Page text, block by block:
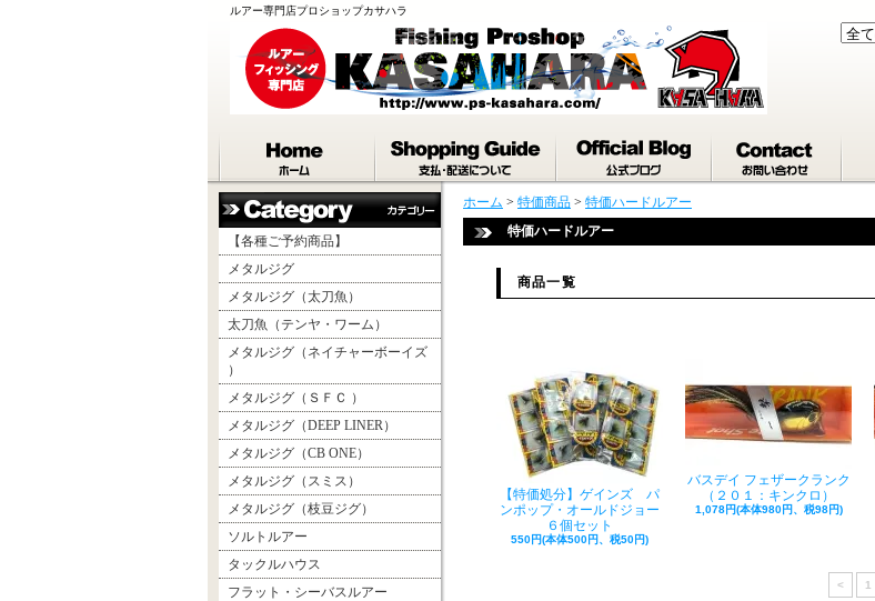
ルアー専門店プロショップカサハラ
【各種ご予約商品】
メタルジグ
メタルジグ（太刀魚）
太刀魚（テンヤ・ワーム）
メタルジグ（ネイチャーボーイズ
）
メタルジグ（ＳＦＣ ）
メタルジグ（DEEP LINER）
メタルジグ（CB ONE）
メタルジグ（スミス）
メタルジグ（枝豆ジグ）
ソルトルアー
タックルハウス
フラット・シーバスルアー
ホーム > 特価商品 > 特価ハードルアー
特価ハードルアー
商品一覧
【特価処分】ゲインズ パ
ンポップ・オールドジョー
６個セット
550円(本体500円、税50円)
バスデイ フェザークランク
（２０１：キンクロ）
1,078円(本体980円、税98円)
< 1